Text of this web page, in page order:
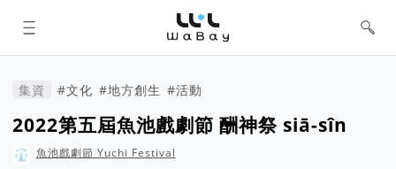
WaBay 挖貝 | 台灣最值得信賴的群眾
集資 / 群眾募資平台
集資 #文化 #地方創生 #活動
2022第五屆魚池戲劇節 酬神祭 siā-sîn
魚池戲劇節 Yuchi Festival